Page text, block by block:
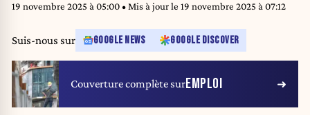
19 novembre 2025 à 05:00• Mis à jour le 19 novembre 2025 à 07:12
Suis-nous sur GOOGLE NEWS GOOGLE DISCOVER
Couverture complète surEMPLOI